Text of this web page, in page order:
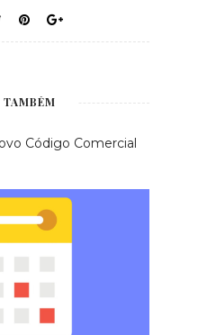
TAMBÉM
Código Comercial